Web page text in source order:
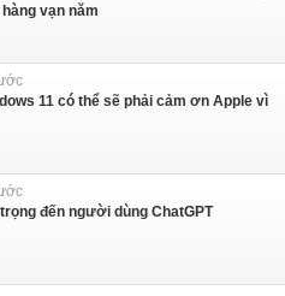
vạn năm
11 có thể sẽ phải cảm ơn Apple vì
đến người dùng ChatGPT